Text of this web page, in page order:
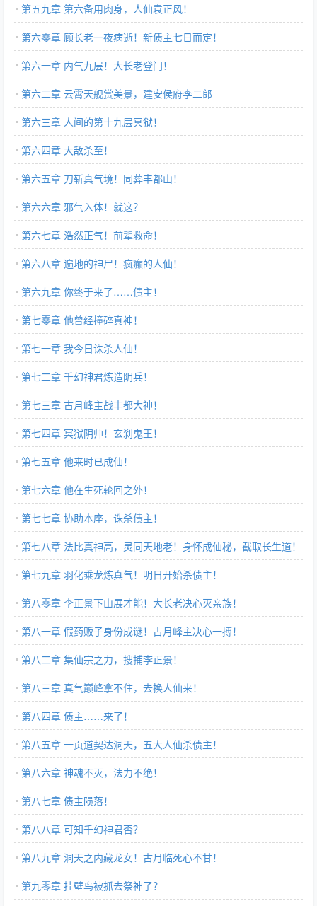
第五九章 第六备用肉身，人仙袁正风！
第六零章 顾长老一夜病逝！新债主七日而定！
第六一章 内气九层！大长老登门！
第六二章 云霄天舰赏美景，建安侯府李二郎
第六三章 人间的第十九层冥狱！
第六四章 大敌杀至！
第六五章 刀斩真气境！同葬丰都山！
第六六章 邪气入体！就这？
第六七章 浩然正气！前辈救命！
第六八章 遍地的神尸！疯癫的人仙！
第六九章 你终于来了……债主！
第七零章 他曾经撞碎真神！
第七一章 我今日诛杀人仙！
第七二章 千幻神君炼造阴兵！
第七三章 古月峰主战丰都大神！
第七四章 冥狱阴帅！玄刹鬼王！
第七五章 他来时已成仙！
第七六章 他在生死轮回之外！
第七七章 协助本座，诛杀债主！
第七八章 法比真神高，灵同天地老！身怀成仙秘，截取长生道！
第七九章 羽化乘龙炼真气！明日开始杀债主！
第八零章 李正景下山展才能！大长老决心灭亲族！
第八一章 假药贩子身份成谜！古月峰主决心一搏！
第八二章 集仙宗之力，搜捕李正景！
第八三章 真气巅峰拿不住，去换人仙来！
第八四章 债主……来了！
第八五章 一页道契达洞天，五大人仙杀债主！
第八六章 神魂不灭，法力不绝！
第八七章 债主陨落！
第八八章 可知千幻神君否？
第八九章 洞天之内藏龙女！古月临死心不甘！
第九零章 挂壁鸟被抓去祭神了？